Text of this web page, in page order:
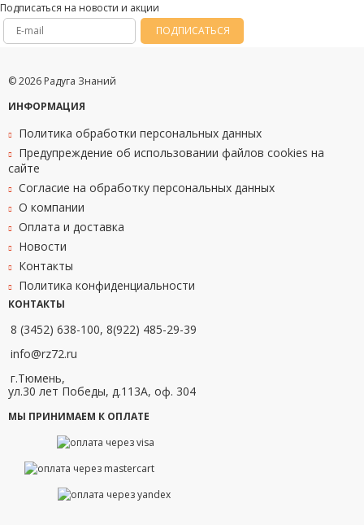
Подписаться на новости и акции
ПОДПИСАТЬСЯ
© 2026 Радуга Знаний
ИНФОРМАЦИЯ
Политика обработки персональных данных
Предупреждение об использовании файлов cookies на
сайте
Согласие на обработку персональных данных
О компании
Оплата и доставка
Новости
Контакты
Политика конфиденциальности
КОНТАКТЫ
8 (3452) 638-100, 8(922) 485-29-39
info@rz72.ru
г.Тюмень,
ул.30 лет Победы, д.113А, оф. 304
МЫ ПРИНИМАЕМ К ОПЛАТЕ